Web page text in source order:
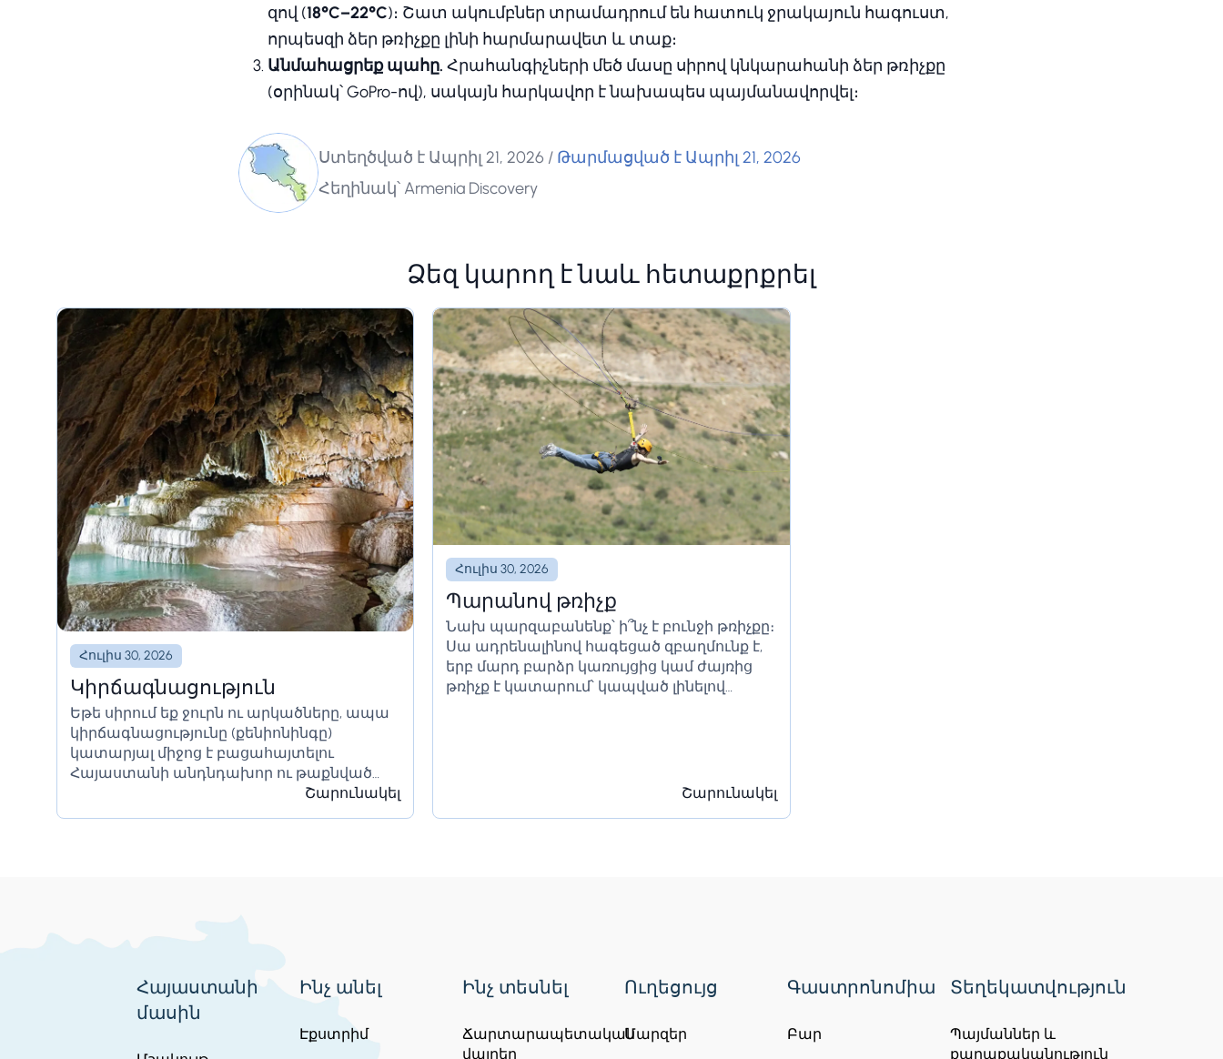
զով (18°C–22°C)։ Շատ ակումբներ տրամադրում են հատուկ ջրակայուն հագուստ,
որպեսզի ձեր թռիչքը լինի հարմարավետ և տաք։
Անմահացրեք պահը. Հրահանգիչների մեծ մասը սիրով կնկարահանի ձեր թռիչքը
(օրինակ՝ GoPro-ով), սակայն հարկավոր է նախապես պայմանավորվել։
Ստեղծված է Ապրիլ 21, 2026 / Թարմացված է Ապրիլ 21, 2026
Հեղինակ՝ Armenia Discovery
Ձեզ կարող է նաև հետաքրքրել
Հուլիս 30, 2026
Կիրճագնացություն
Եթե սիրում եք ջուրն ու արկածները, ապա
կիրճագնացությունը (քենիոնինգը)
կատարյալ միջոց է բացահայտելու
Հայաստանի անդնդախոր ու թաքնված
անկյունները։ Ի տարբերություն բանջի-
Շարունակել
Հուլիս 30, 2026
Պարանով թռիչք
Նախ պարզաբանենք՝ ի՞նչ է բունջի թռիչքը։
Սա ադրենալինով հագեցած զբաղմունք է,
երբ մարդ բարձր կառույցից կամ ժայռից
թռիչք է կատարում՝ կապված լինելով
Շարունակել
Հայաստանի
մասին
Ինչ անել
Էքստրիմ
Ինչ տեսնել
Ճարտարապետական
վայրեր
Ուղեցույց
Մարզեր
Գաստրոնոմիա
Բար
Տեղեկատվություն
Պայմաններ և
քաղաքականություն